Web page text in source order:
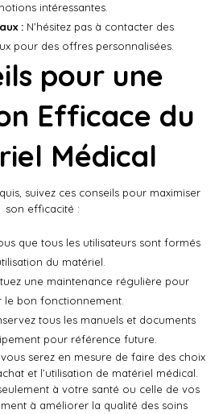
intéressantes.
: N’hésitez pas à contacter des
pour des offres personnalisées.
pour une
Efficace du
Médical
suivez ces conseils pour maximiser
son efficacité :
que tous les utilisateurs sont formés
du matériel.
une maintenance régulière pour
le bon fonctionnement.
tous les manuels et documents
pour référence future.
serez en mesure de faire des choix
et l’utilisation de matériel médical.
à votre santé ou celle de vos
à améliorer la qualité des soins